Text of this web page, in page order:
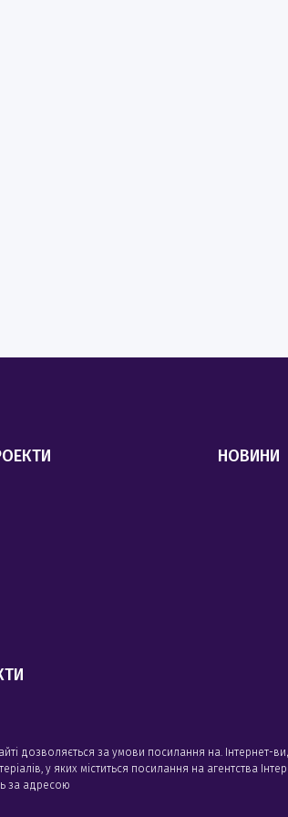
НОВИНИ
дозволяється за умови посилання на.
у яких міститься посилання на агентства
за адресою